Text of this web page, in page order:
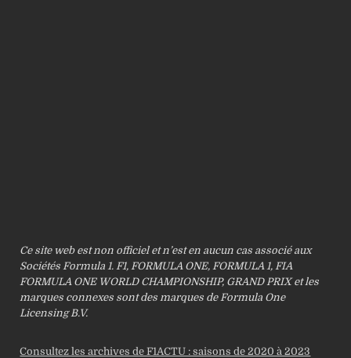
Ce site web est non officiel et n’est en aucun cas associé aux
Sociétés Formula 1. F1, FORMULA ONE, FORMULA 1, FIA
FORMULA ONE WORLD CHAMPIONSHIP, GRAND PRIX et les
marques connexes sont des marques de Formula One
Licensing B.V.
Consultez les archives de F1ACTU : saisons de 2020 à 2023